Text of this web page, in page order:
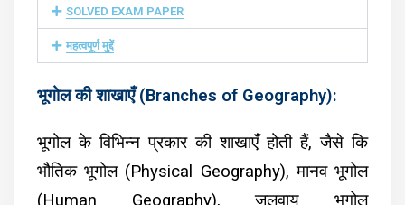
SOLVED EXAM PAPER
महत्वपूर्ण मुद्दें
भूगोल की शाखाएँ (Branches of Geography):
भूगोल के विभिन्न प्रकार की शाखाएँ होती हैं, जैसे कि
भौतिक भूगोल (Physical Geography), मानव भूगोल
(Human Geography), जलवायु भूगोल